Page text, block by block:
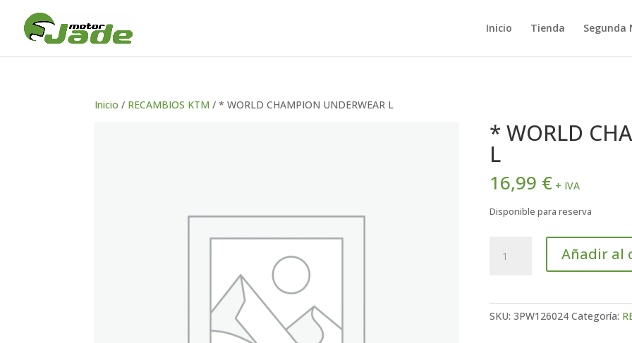
Inicio Tienda Segunda
Inicio / RECAMBIOS KTM / * WORLD CHAMPION UNDERWEAR L
* WORLD
L
16,99 € + IVA
Disponible para reserva
WORLD
Añadir al
SKU: 3PW126024 Categoría: